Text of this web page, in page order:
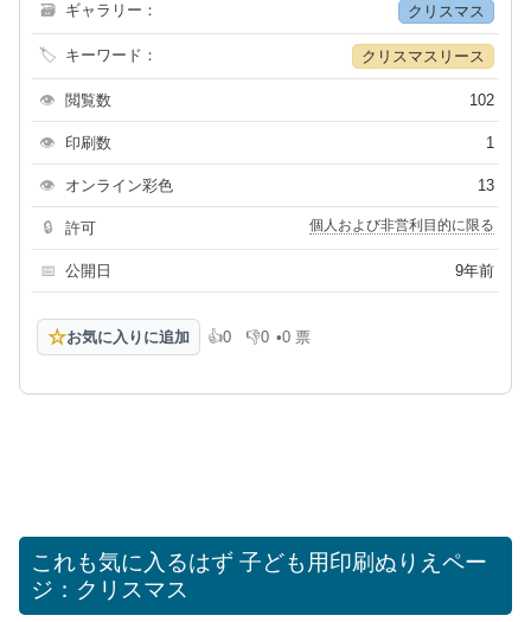
🗃 ギャラリー： クリスマス
🏷 キーワード： クリスマスリース
👁 閲覧数 102
👁 印刷数 1
👁 オンライン彩色 13
🔒 許可 個人および非営利目的に限る
📅 公開日 9年前
☆お気に入りに追加 👍0
高評価👎0
低評価
•0 票
これも気に入るはず 子ども用印刷ぬりえペー
ジ：クリスマス